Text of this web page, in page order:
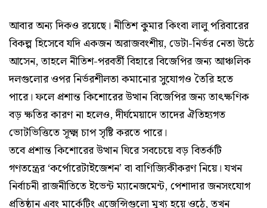
আবার অন্য দিকও রয়েছে। নীতিশ কুমার কিংবা লালু পরিবারের
বিকল্প হিসেবে যদি একজন অরাজবংশীয়, ডেটা-নির্ভর নেতা উঠে
আসেন, তাহলে নীতিশ-পরবর্তী বিহারে বিজেপির জন্য আঞ্চলিক
দলগুলোর ওপর নির্ভরশীলতা কমানোর সুযোগও তৈরি হতে
পারে। ফলে প্রশান্ত কিশোরের উত্থান বিজেপির জন্য তাৎক্ষণিক
বড় ক্ষতির কারণ না হলেও, দীর্ঘমেয়াদে তাদের ঐতিহ্যগত
ভোটভিত্তিতে সূক্ষ্ম চাপ সৃষ্টি করতে পারে।
তবে প্রশান্ত কিশোরের উত্থান ঘিরে সবচেয়ে বড় বিতর্কটি
গণতন্ত্রের ‘কর্পোরেটাইজেশন’ বা বাণিজ্যিকীকরণ নিয়ে। যখন
নির্বাচনী রাজনীতিতে ইভেন্ট ম্যানেজমেন্ট, পেশাদার জনসংযোগ
প্রতিষ্ঠান এবং মার্কেটিং এজেন্সিগুলো মুখ্য হয়ে ওঠে, তখন